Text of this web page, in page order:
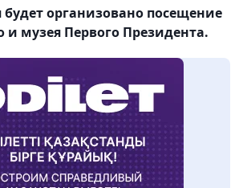
будет организовано посещение
и музея Первого Президента.